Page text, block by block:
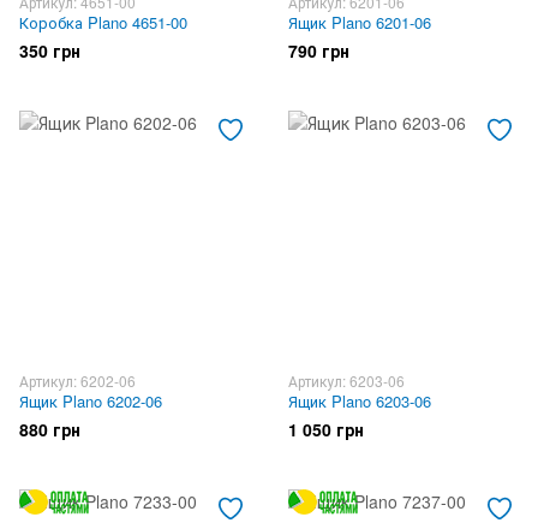
Коробка Plano 4651-00
350 грн
Ящик Plano 6201-06
790 грн
Артикул: 6202-06
Ящик Plano 6202-06
880 грн
Артикул: 6203-06
Ящик Plano 6203-06
1 050 грн